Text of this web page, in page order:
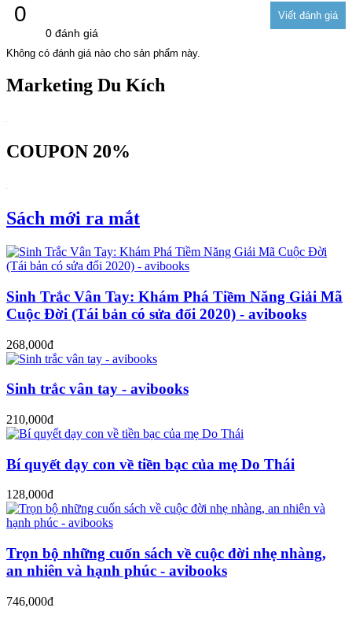
0
0 đánh giá
Không có đánh giá nào cho sản phẩm này.
Marketing Du Kích
COUPON 20%
Sách mới ra mắt
Sinh Trắc Vân Tay: Khám Phá Tiềm Năng Giải Mã
Cuộc Đời (Tái bản có sửa đổi 2020) - avibooks
268,000đ
Sinh trắc vân tay - avibooks
210,000đ
Bí quyết dạy con về tiền bạc của mẹ Do Thái
128,000đ
Trọn bộ những cuốn sách về cuộc đời nhẹ nhàng,
an nhiên và hạnh phúc - avibooks
746,000đ